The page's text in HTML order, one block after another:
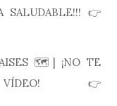
SALUDABLE!!! 👉
🗺| ¡NO TE
👉